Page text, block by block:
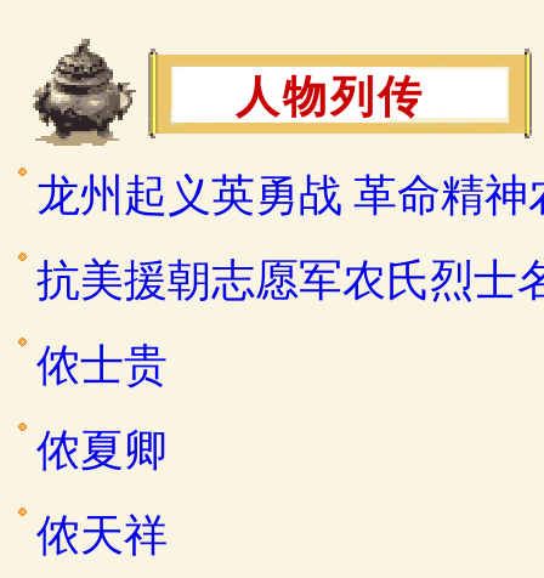
人物列传
龙州起义英勇战 革命精
抗美援朝志愿军农氏烈士
侬士贵
侬夏卿
侬天祥